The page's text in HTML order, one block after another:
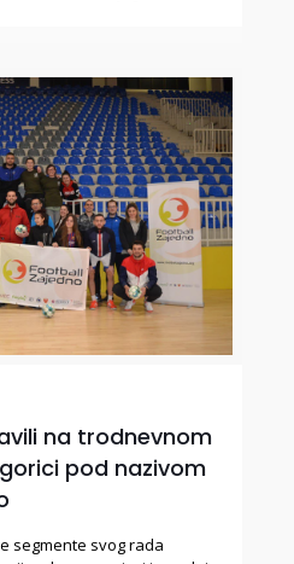
na trodnevnom
pod nazivom
segmente svog rada